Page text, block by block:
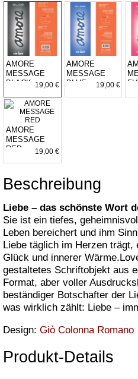
AMORE
MESSAGE
BLACK
19,00 €
AMORE
MESSAGE
BLUE
19,00 €
AMORE
MESSAGE
RED
19,00 €
Beschreibung
Liebe – das schönste Wort
Sie ist ein tiefes,
Leben bereichert und ihm
Liebe täglich im Herzen
Glück und innerer
gestaltetes Schriftobjekt aus
Format, aber voller
beständiger Botschafter der
was wirklich zählt: Liebe –
Design: Giò Colonna Romano
Produkt-Details